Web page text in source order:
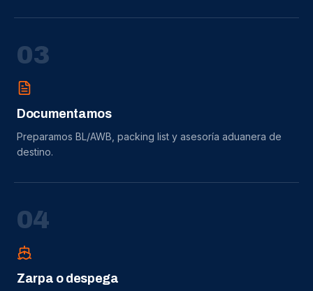
03
Documentamos
Preparamos BL/AWB, packing list y asesoría aduanera de
destino.
04
Zarpa o despega